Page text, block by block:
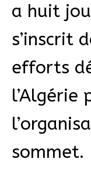
a huit
s’inscrit
efforts
l’Algérie
sommet.